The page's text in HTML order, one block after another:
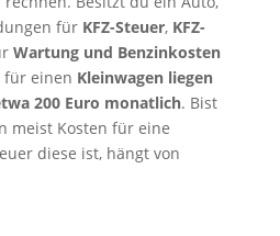
für KFZ-Steuer, KFZ-
Wartung und Benzinkosten
für einen Kleinwagen liegen
200 Euro monatlich. Bist
meist Kosten für eine
diese ist, hängt von